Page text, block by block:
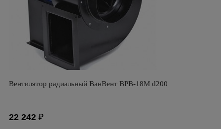
Вентилятор радиальный ВанВент ВРВ-18М d200
22 242 ₽